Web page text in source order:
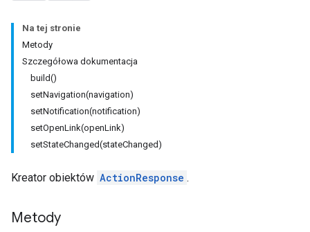
Na tej stronie
Metody
Szczegółowa dokumentacja
build()
setNavigation(navigation)
setNotification(notification)
setOpenLink(openLink)
setStateChanged(stateChanged)
Kreator obiektów ActionResponse .
Metody